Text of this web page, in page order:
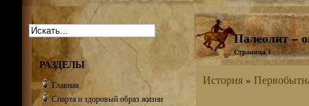
Палеолит –
Страница 1
История»
РАЗДЕЛЫ
Главная
Спарта и здоровый образ жизни